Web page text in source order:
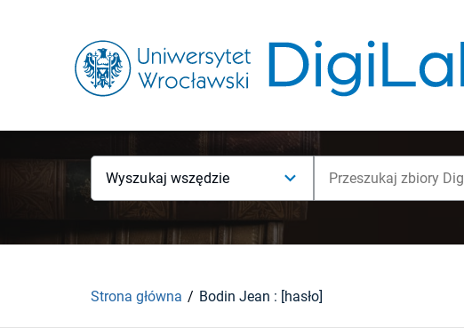
Wyszukaj wszędzie
Strona główna Bodin Jean : [hasło]